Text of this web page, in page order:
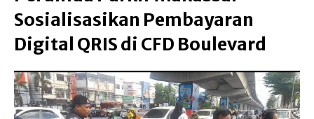
Sosialisasikan Pembayaran
Digital QRIS di CFD Boulevard